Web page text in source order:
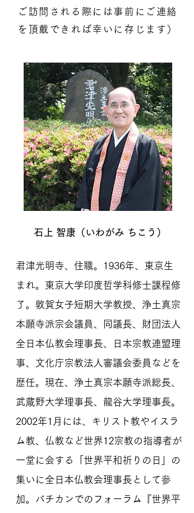
石上 智康（いわがみ ちこう）
君津光明寺、住職。1936年、東京生
まれ。東京大学印度哲学科修士課程修
了。敦賀女子短期大学教授、浄土真宗
本願寺派宗会議員、同議長、財団法人
全日本仏教会理事長、日本宗教連盟理
事、文化庁宗教法人審議会委員などを
歴任。現在、浄土真宗本願寺派総長、
武蔵野大学理事長、龍谷大学理事長。
2002年1月には、キリスト教やイスラ
ム教、仏教など世界12宗教の指導者が
一堂に会する「世界平和祈りの日」の
集いに全日本仏教会理事長として参
加。バチカンでのフォーラム『世界平
ご訪問される際には事前にご連絡
を頂戴できれば幸いに存じます）